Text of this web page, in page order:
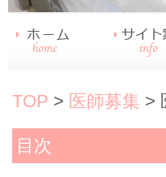
TOP > 医師募集 >
目次